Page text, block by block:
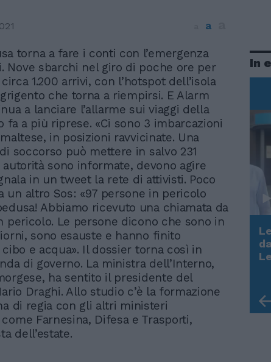
a
torna a fare i conti con l’emergenza
Nove sbarchi nel giro di poche ore per
1.200 arrivi, con l’hotspot dell’isola
che torna a riempirsi. E Alarm
a lanciare l’allarme sui viaggi della
fa a più riprese. «Ci sono 3 imbarcazioni
in posizioni ravvicinate. Una
soccorso può mettere in salvo 231
autorità sono informate, devono agire
in un tweet la rete di attivisti. Poco
un altro Sos: «97 persone in pericolo
Abbiamo ricevuto una chiamata da
pericolo. Le persone dicono che sono in
sono esauste e hanno finito
e acqua». Il dossier torna così in
di governo. La ministra dell’Interno,
ha sentito il presidente del
Draghi. Allo studio c’è la formazione
di regia con gli altri ministeri
Farnesina, Difesa e Trasporti,
dell’estate.
In
Rudy Giuliani a Come States?
Trump, Meloni e la strategia
americana